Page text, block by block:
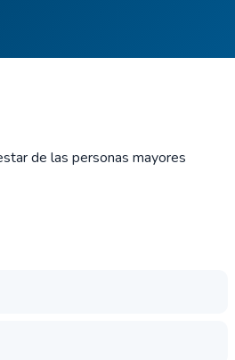
de las personas mayores